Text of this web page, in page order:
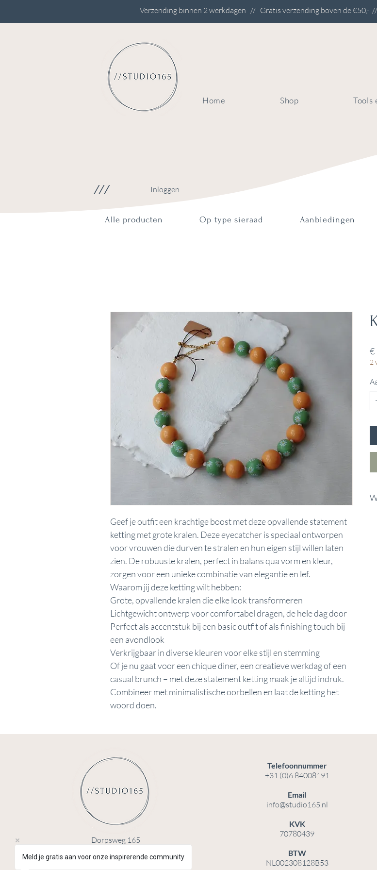
Verzending binnen 2 werkdagen // Gratis verzending boven de €50,-
Home Shop Tools
/// Inloggen
Alle producten Op type sieraad Aanbiedingen
Geef je outfit een krachtige boost met deze opvallende statement
ketting met grote kralen. Deze eyecatcher is speciaal ontworpen
voor vrouwen die durven te stralen en hun eigen stijl willen laten
zien. De robuuste kralen, perfect in balans qua vorm en kleur,
zorgen voor een unieke combinatie van elegantie en lef.
Waarom jij deze ketting wilt hebben:
Grote, opvallende kralen die elke look transformeren
Lichtgewicht ontwerp voor comfortabel dragen, de hele dag door
Perfect als accentstuk bij een basic outfit of als finishing touch bij
een avondlook
Verkrijgbaar in diverse kleuren voor elke stijl en stemming
Of je nu gaat voor een chique diner, een creatieve werkdag of een
casual brunch – met deze statement ketting maak je altijd indruk.
Combineer met minimalistische oorbellen en laat de ketting het
woord doen.
€
2
Dorpsweg 165
Maartensdijk
Telefoonnummer
+31 (0)6 84008191
Email
info@studio165.nl
KVK
70780439
BTW
NL002308128B53
Meld je gratis aan voor onze inspirerende community